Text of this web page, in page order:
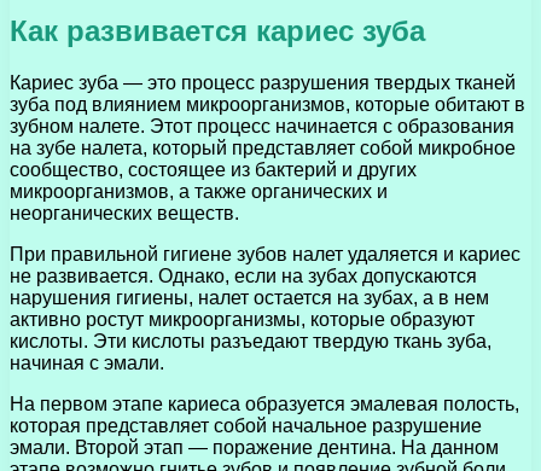
Как развивается кариес зуба
Кариес зуба — это процесс разрушения твердых тканей
зуба под влиянием микроорганизмов, которые обитают в
зубном налете. Этот процесс начинается с образования
на зубе налета, который представляет собой микробное
сообщество, состоящее из бактерий и других
микроорганизмов, а также органических и
неорганических веществ.
При правильной гигиене зубов налет удаляется и кариес
не развивается. Однако, если на зубах допускаются
нарушения гигиены, налет остается на зубах, а в нем
активно ростут микроорганизмы, которые образуют
кислоты. Эти кислоты разъедают твердую ткань зуба,
начиная с эмали.
На первом этапе кариеса образуется эмалевая полость,
которая представляет собой начальное разрушение
эмали. Второй этап — поражение дентина. На данном